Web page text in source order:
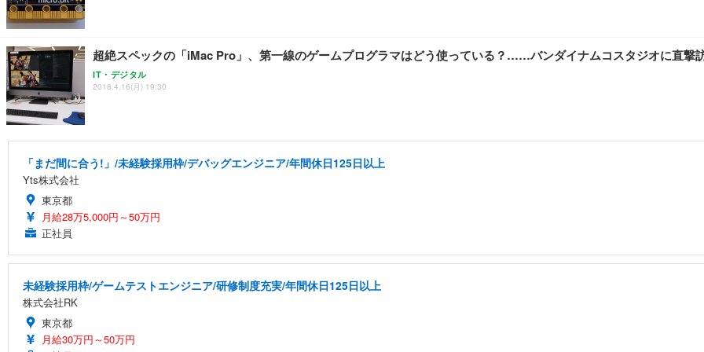
超絶スペックの「iMac Pro」、第一線のゲームプログラマはどう使っている？……バンダイナムコスタジオに直撃
IT・デジタル
2018.4.16(月) 19:30
「まだ間に合う!」/未経験採用枠/デバッグエンジニア/年間休日125日以上
Yts株式会社
東京都
月給28万5,000円～50万円
正社員
未経験採用枠/ゲームテストエンジニア/研修制度充実/年間休日125日以上
株式会社RK
東京都
月給30万円～50万円